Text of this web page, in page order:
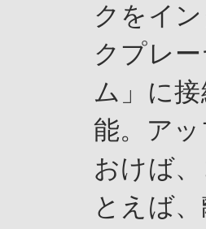
クをイ
クプレ
ム」に
能。ア
おけば
とえば